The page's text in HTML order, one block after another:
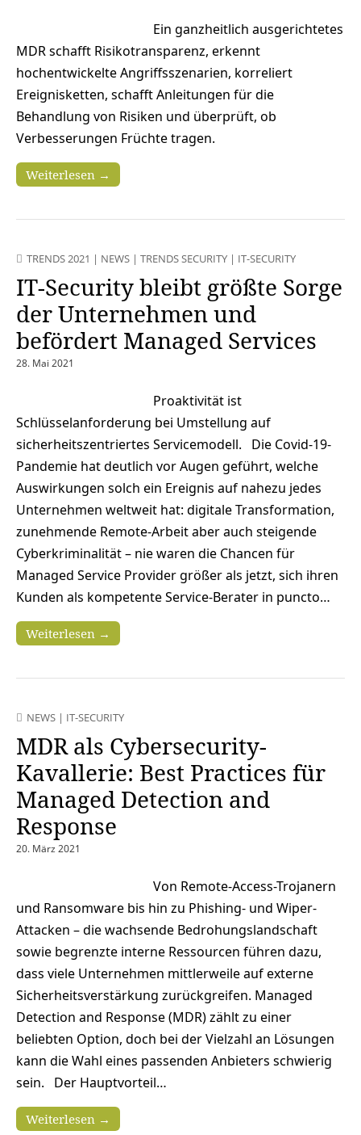
Ein ganzheitlich ausgerichtetes
MDR schafft Risikotransparenz, erkennt
hochentwickelte Angriffsszenarien, korreliert
Ereignisketten, schafft Anleitungen für die
Behandlung von Risiken und überprüft, ob
Verbesserungen Früchte tragen.
Weiterlesen →
TRENDS 2021 | NEWS | TRENDS SECURITY | IT-SECURITY
IT-Security bleibt größte Sorge
der Unternehmen und
befördert Managed Services
28. Mai 2021
Proaktivität ist
Schlüsselanforderung bei Umstellung auf
sicherheitszentriertes Servicemodell. Die Covid-19-
Pandemie hat deutlich vor Augen geführt, welche
Auswirkungen solch ein Ereignis auf nahezu jedes
Unternehmen weltweit hat: digitale Transformation,
zunehmende Remote-Arbeit aber auch steigende
Cyberkriminalität – nie waren die Chancen für
Managed Service Provider größer als jetzt, sich ihren
Kunden als kompetente Service-Berater in puncto…
Weiterlesen →
NEWS | IT-SECURITY
MDR als Cybersecurity-
Kavallerie: Best Practices für
Managed Detection and
Response
20. März 2021
Von Remote-Access-Trojanern
und Ransomware bis hin zu Phishing- und Wiper-
Attacken – die wachsende Bedrohungslandschaft
sowie begrenzte interne Ressourcen führen dazu,
dass viele Unternehmen mittlerweile auf externe
Sicherheitsverstärkung zurückgreifen. Managed
Detection and Response (MDR) zählt zu einer
beliebten Option, doch bei der Vielzahl an Lösungen
kann die Wahl eines passenden Anbieters schwierig
sein. Der Hauptvorteil…
Weiterlesen →